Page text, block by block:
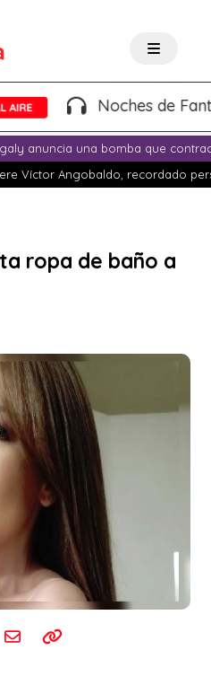
Noches de
anuncia una bomba que
Víctor Angobaldo, recordado
ropa de baño a